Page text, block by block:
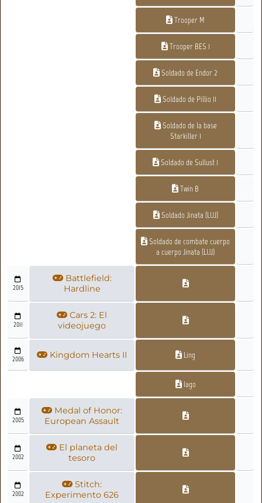
Trooper M
Trooper BES 1
Soldado de Endor 2
Soldado de Pillio 11
Soldado de la base
Starkiller 1
Soldado de Sullust 1
Twin B
Soldado Jinata (LUJ)
Soldado de combate cuerpo
a cuerpo Jinata (LUJ)
2015
Battlefield:
Hardline
2011
Cars 2: El
videojuego
2006 Kingdom Hearts II Ling
Iago
2005
Medal of Honor:
European Assault
2002
El planeta del
tesoro
2002
Stitch:
Experimento 626